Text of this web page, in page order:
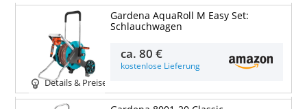
Details & Preise
Gardena AquaRoll M Easy Set:
Schlauchwagen
ca.80 €
kostenlose Lieferung